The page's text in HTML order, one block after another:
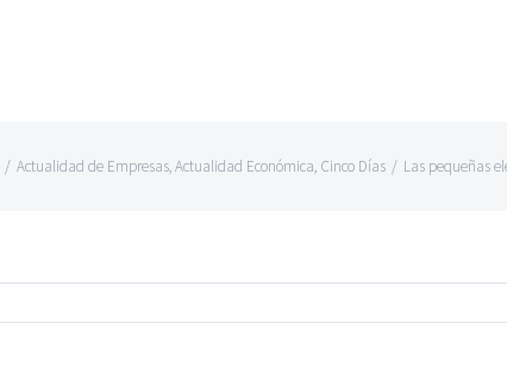
/ Actualidad de Empresas,Actualidad Económica, Cinco Días / Las pequeñas